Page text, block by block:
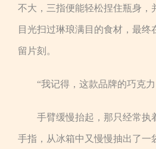
不大，三指便能轻松捏住瓶身，
目光扫过琳琅满目的食材，最终
留片刻。
“我记得，这款品牌的巧克
手臂缓慢抬起，那只经常执
手指，从冰箱中又慢慢抽出了一